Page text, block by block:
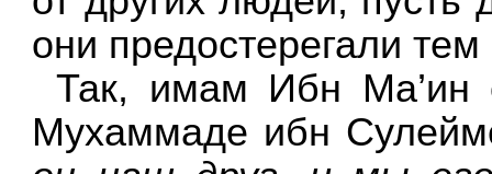
они предостерегали
Так, имам Ибн Ма’ин
Мухаммаде ибн